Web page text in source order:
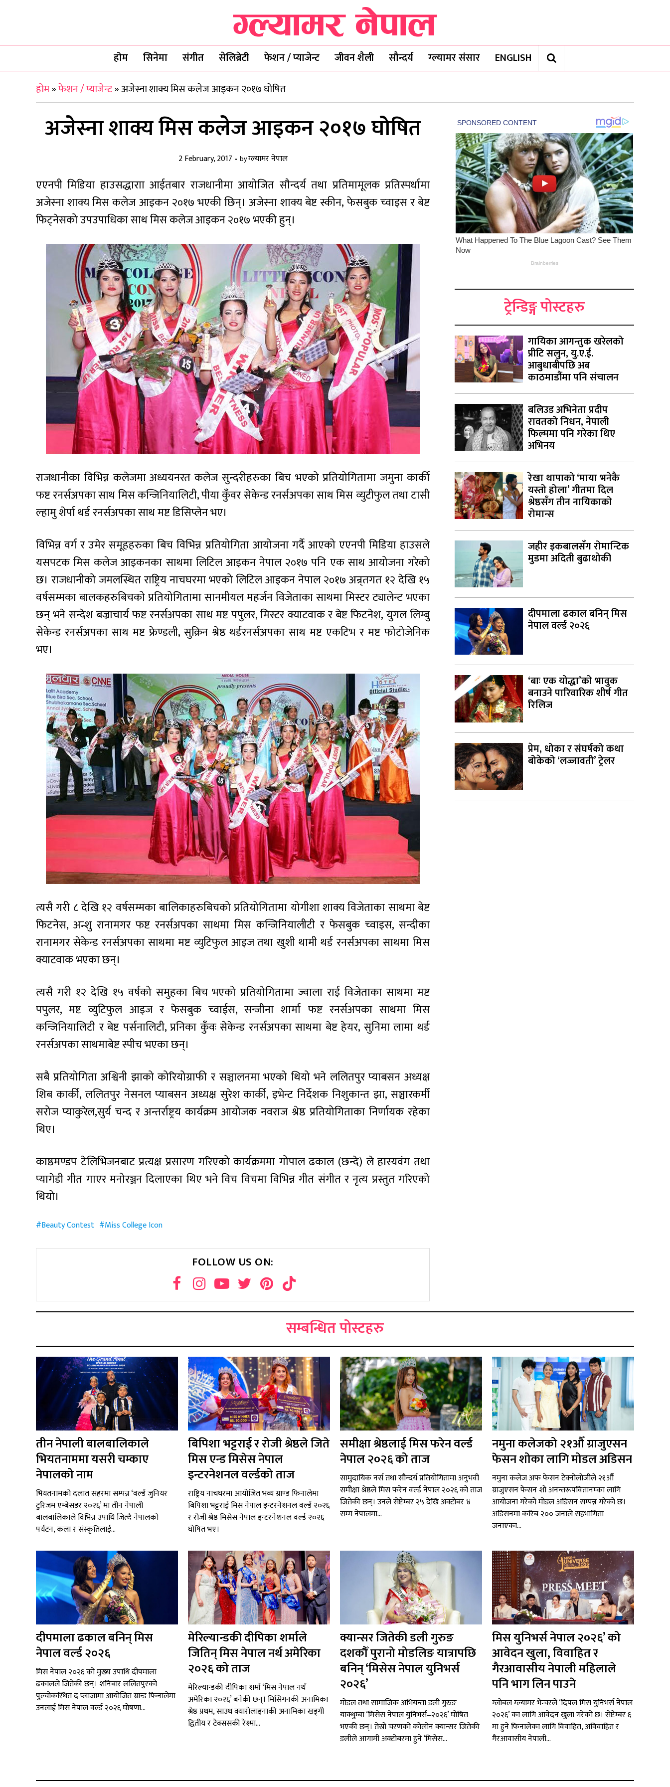
होम सिनेमा संगीत सेलिब्रेटी फेशन / प्याजेन्ट जीवन शैली सौन्दर्य ग्ल्यामर संसार
ENGLISH
होम»फेशन / प्याजेन्ट»अजेस्ना शाक्य मिस कलेज आइकन २०१७ घोषित
अजेस्ना शाक्य मिस कलेज आइकन २०१७ घोषित
2 February, 2017 byग्ल्यामर नेपाल
एएनपी मिडिया हाउसद्धाराा आईतबार राजधानीमा आयोजित सौन्दर्य तथा प्रतिमामूलक प्रतिस्पर्धामा
अजेस्ना शाक्य मिस कलेज आइकन २०१७ भएकी छिन्। अजेस्ना शाक्य बेष्ट स्कीन, फेसबुक च्वाइस र बेष्ट
फिट्नेसको उपउपाधिका साथ मिस कलेज आइकन २०१७ भएकी हुन्।
राजधानीका विभिन्न कलेजमा अध्ययनरत कलेज सुन्दरीहरुका बिच भएको प्रतियोगितामा जमुना कार्की
फष्ट रनर्सअपका साथ मिस कन्जिनियालिटी, पीया कुँवर सेकेन्ड रनर्सअपका साथ मिस व्युटीफुल तथा टासी
ल्हामु शेर्पा थर्ड रनर्सअपका साथ मष्ट डिसिप्लेन भए।
विभिन्न वर्ग र उमेर समूहहरुका बिच विभिन्न प्रतियोगिता आयोजना गर्दै आएको एएनपी मिडिया हाउसले
यसपटक मिस कलेज आइकनका साथमा लिटिल आइकन नेपाल २०१७ पनि एक साथ आयोजना गरेको
छ। राजधानीको जमलस्थित राष्ट्रिय नाचघरमा भएको लिटिल आइकन नेपाल २०१७ अन्र्तगत १२ देखि १५
वर्षसम्मका बालकहरुबिचको प्रतियोगितामा सानमीयल महर्जन विजेताका साथमा मिस्टर ट्यालेन्ट भएका
छन् भने सन्देश बज्राचार्य फष्ट रनर्सअपका साथ मष्ट पपुलर, मिस्टर क्याटवाक र बेष्ट फिटनेश, युगल लिम्बु
सेकेन्ड रनर्सअपका साथ मष्ट फ्रेण्डली, सुक्रिन श्रेष्ठ थर्डरनर्सअपका साथ मष्ट एकटिभ र मष्ट फोटोजेनिक
भए।
त्यसै गरी ८ देखि १२ वर्षसम्मका बालिकाहरुबिचको प्रतियोगितामा योगीशा शाक्य विजेताका साथमा बेष्ट
फिटनेस, अन्शु रानामगर फष्ट रनर्सअपका साथमा मिस कन्जिनियालीटी र फेसबुक च्वाइस, सन्दीका
रानामगर सेकेन्ड रनर्सअपका साथमा मष्ट व्युटिफुल आइज तथा खुशी थामी थर्ड रनर्सअपका साथमा मिस
क्याटवाक भएका छन्।
त्यसै गरी १२ देखि १५ वर्षको समुहका बिच भएको प्रतियोगितामा ज्वाला राई विजेताका साथमा मष्ट
पपुलर, मष्ट व्युटिफुल आइज र फेसबुक च्वाईस, सन्जीना शार्मा फष्ट रनर्सअपका साथमा मिस
कन्जिनियालिटी र बेष्ट पर्सनालिटी, प्रनिका कुँवः सेकेन्ड रनर्सअपका साथमा बेष्ट हेयर, सुनिमा लामा थर्ड
रनर्सअपका साथमाबेष्ट स्पीच भएका छन्।
सबै प्रतियोगिता अश्विनी झाको कोरियोग्राफी र सञ्चालनमा भएको थियो भने ललितपुर प्याबसन अध्यक्ष
शिब कार्की, ललितपुर नेसनल प्याबसन अध्यक्ष सुरेश कार्की, इभेन्ट निर्देशक निशुकान्त झा, सञ्चारकर्मी
सरोज प्याकुरेल,सुर्य चन्द र अन्तर्राष्ट्रय कार्यक्रम आयोजक नवराज श्रेष्ठ प्रतियोगिताका निर्णायक रहेका
थिए।
काष्ठमण्डप टेलिभिजनबाट प्रत्यक्ष प्रसारण गरिएको कार्यक्रममा गोपाल ढकाल (छन्दे) ले हास्यवंग तथा
प्यागेडी गीत गाएर मनोरञ्जन दिलाएका थिए भने विच विचमा विभिन्न गीत संगीत र नृत्य प्रस्तुत गरिएको
थियो।
Beauty Contest Miss College Icon
FOLLOW US ON:
ट्रेन्डिङ्ग पोस्टहरु
गायिका आगन्तुक खरेलको
प्रीटि सलुन, यु.ए.ई.
आबुधाबीपछि अब
काठमाडौंमा पनि संचालन
बलिउड अभिनेता प्रदीप
रावतको निधन, नेपाली
फिल्ममा पनि गरेका थिए
अभिनय
रेखा थापाको ‘माया भनेकै
यस्तो होला’ गीतमा दिल
श्रेष्ठसँग तीन नायिकाको
रोमान्स
जहीर इकबालसँग रोमान्टिक
मुडमा अदिती बुढाथोकी
दीपमाला ढकाल बनिन् मिस
नेपाल वर्ल्ड २०२६
‘बाः एक योद्धा’को भावुक
बनाउने पारिवारिक शीर्ष गीत
रिलिज
प्रेम, धोका र संघर्षको कथा
बोकेको ‘लज्जावती’ ट्रेलर
सम्बन्धित पोस्टहरु
तीन नेपाली बालबालिकाले
भियतनाममा यसरी चम्काए
नेपालको नाम
भियतनामको दलात सहरमा सम्पन्न ‘वर्ल्ड जुनियर
टुरिजम एम्बेसडर २०२६’ मा तीन नेपाली
बालबालिकाले विभिन्न उपाधि जित्दै नेपालको
पर्यटन, कला र संस्कृतिलाई...
बिपिशा भट्टराई र रोजी श्रेष्ठले जिते
मिस एन्ड मिसेस नेपाल
इन्टरनेशनल वर्ल्डको ताज
राष्ट्रिय नाचघरमा आयोजित भव्य ग्राण्ड फिनालेमा
बिपिशा भट्टराई मिस नेपाल इन्टरनेशनल वर्ल्ड २०२६
र रोजी श्रेष्ठ मिसेस नेपाल इन्टरनेशनल वर्ल्ड २०२६
घोषित भए।
समीक्षा श्रेष्ठलाई मिस फरेन वर्ल्ड
नेपाल २०२६ को ताज
सामुदायिक नर्स तथा सौन्दर्य प्रतियोगितामा अनुभवी
समीक्षा श्रेष्ठले मिस फरेन वर्ल्ड नेपाल २०२६ को ताज
जितेकी छन्। उनले सेप्टेम्बर २५ देखि अक्टोबर ४
सम्म नेपालमा...
नमुना कलेजको २१औँ ग्राजुएसन
फेसन शोका लागि मोडल अडिसन
नमुना कलेज अफ फेसन टेक्नोलोजीले २१औँ
ग्राजुएसन फेसन शो अनन्तरूपवितानम्का लागि
आयोजना गरेको मोडल अडिसन सम्पन्न गरेको छ।
अडिसनमा करिब २०० जनाले सहभागिता
जनाएका...
दीपमाला ढकाल बनिन् मिस
नेपाल वर्ल्ड २०२६
मिस नेपाल २०२६ को मुख्य उपाधि दीपमाला
ढकालले जितेकी छन्। शनिबार ललितपुरको
पुल्चोकस्थित द प्लाजामा आयोजित ग्रान्ड फिनालेमा
उनलाई मिस नेपाल वर्ल्ड २०२६ घोषणा...
मेरिल्यान्डकी दीपिका शर्माले
जितिन् मिस नेपाल नर्थ अमेरिका
२०२६ को ताज
मेरिल्यान्डकी दीपिका शर्मा ‘मिस नेपाल नर्थ
अमेरिका २०२६’ बनेकी छन्। मिसिगनकी अनामिका
श्रेष्ठ प्रथम, साउथ क्यारोलाइनाकी अनामिका खड्गी
द्वितीय र टेक्ससकी रेश्मा...
क्यान्सर जितेकी डली गुरुङ
दशकौँ पुरानो मोडलिङ यात्रापछि
बनिन् ‘मिसेस नेपाल युनिभर्स
२०२६’
मोडल तथा सामाजिक अभियन्ता डली गुरुङ
याक्थुम्बा ‘मिसेस नेपाल युनिभर्स–२०२६’ घोषित
भएकी छन्। तेस्रो चरणको कोलोन क्यान्सर जितेकी
डलीले आगामी अक्टोबरमा हुने ‘मिसेस...
मिस युनिभर्स नेपाल २०२६’ को
आवेदन खुला, विवाहित र
गैरआवासीय नेपाली महिलाले
पनि भाग लिन पाउने
ग्लोबल ग्ल्यामर भेन्चरले ‘दिपल मिस युनिभर्स नेपाल
२०२६’ का लागि आवेदन खुला गरेको छ। सेप्टेम्बर ६
मा हुने फिनालेका लागि विवाहित, अविवाहित र
गैरआवासीय नेपाली...